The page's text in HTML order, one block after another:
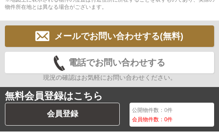
物件所在地とは異なる場合がございます。
メールでお問い合わせする(無料)
電話でお問い合わせする
現況の確認はお気軽にお問い合わせください。
無料会員登録はこちら
会員登録 公開物件数：0件
会員物件数：0件